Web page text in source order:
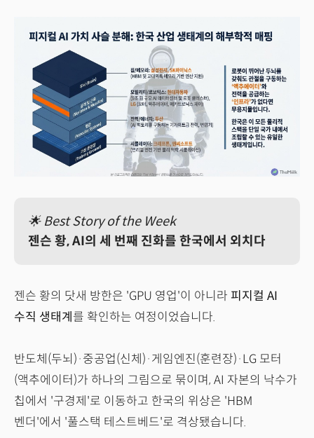
🌟 Best Story of the Week
젠슨 황, AI의 세 번째 진화를 한국에서 외치다
젠슨 황의 닷새 방한은 'GPU 영업'이 아니라 피지컬 AI
수직 생태계 를 확인하는 여정이었습니다.
반도체(두뇌)·중공업(신체)·게임엔진(훈련장)·LG 모터
(액추에이터)가 하나의 그림으로 묶이며, AI 자본의 낙수가
칩에서 '구경제'로 이동하고 한국의 위상은 'HBM
벤더'에서 '풀스택 테스트베드'로 격상됐습니다.